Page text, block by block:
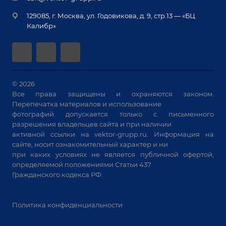
Позиционеры и вращатели
Машины контактной сварки
Универсальные зажимы
Системы аспирации
Станки лазерной резки
Решения для учебных заведений
Гарантия
автоматизации
129085, г. Москва, ул. Годовикова, д. 9, стр.13 — «БЦ
Калибр»
© 2026
Все права защищены и охраняются законом.
Перепечатка материалов и использование
фотографий допускается только с письменного
разрешения владельцев сайта и при наличии
активной ссылки наvektor-grupp.ru . Информация на
сайте, носит ознакомительный характер и ни
при каких условиях не является публичной офертой,
определяемой положениями Статьи 437
Гражданского кодекса РФ.
Политика конфиденциальности